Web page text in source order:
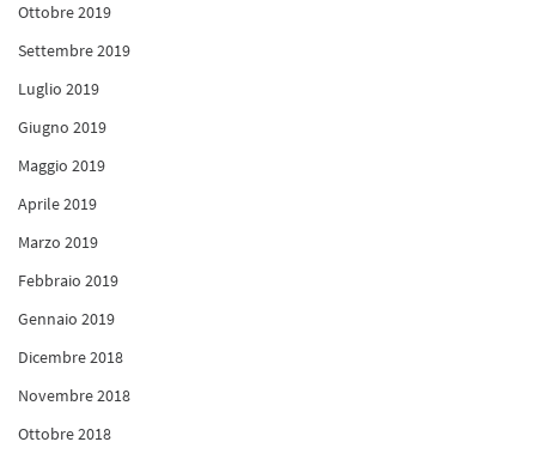
Ottobre 2019
Settembre 2019
Luglio 2019
Giugno 2019
Maggio 2019
Aprile 2019
Marzo 2019
Febbraio 2019
Gennaio 2019
Dicembre 2018
Novembre 2018
Ottobre 2018